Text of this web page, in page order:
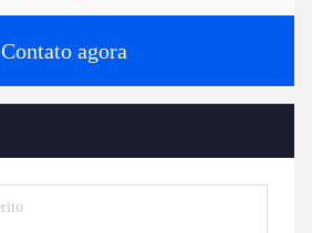
Contato agora